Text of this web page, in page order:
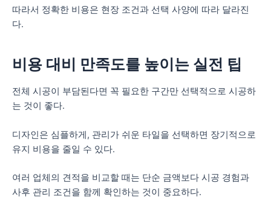
따라서 정확한 비용은 현장 조건과 선택 사양에 따라 달라진
다.
비용 대비 만족도를 높이는 실전 팁
전체 시공이 부담된다면 꼭 필요한 구간만 선택적으로 시공하
는 것이 좋다.
디자인은 심플하게, 관리가 쉬운 타일을 선택하면 장기적으로
유지 비용을 줄일 수 있다.
여러 업체의 견적을 비교할 때는 단순 금액보다 시공 경험과
사후 관리 조건을 함께 확인하는 것이 중요하다.